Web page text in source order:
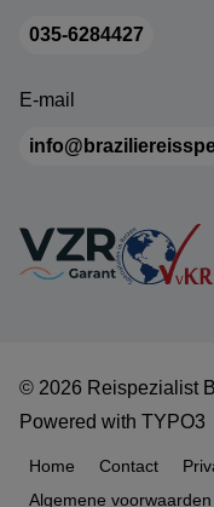
035-6284427
E-mail
© 2026 Reispezialist
Powered with TYPO3
Home Contact
Algemene voorwaarden